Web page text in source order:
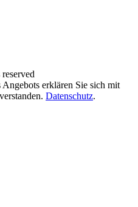
erklären Sie sich mit
Datenschutz.